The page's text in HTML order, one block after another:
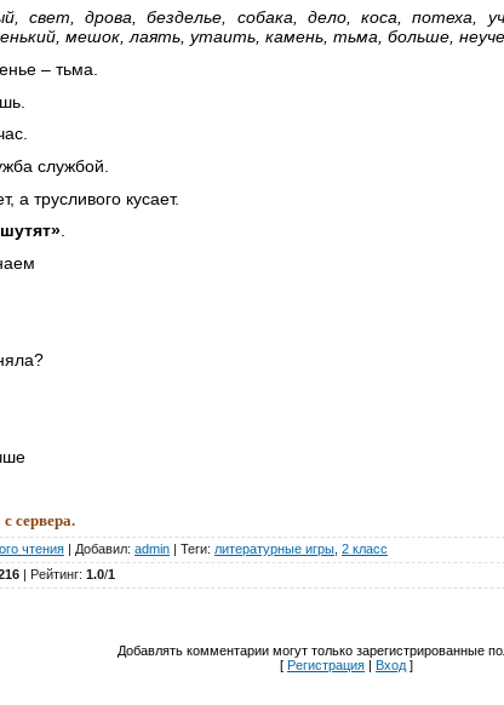
свет, дрова, безделье, собака, дело, коса, потеха,
мешок, лаять, утаить, камень, тьма, больше,
– тьма.
службой.
а трусливого кусает.
.
сервера.
чтения | Добавил: admin | Теги: литературные игры 2 класс
| Рейтинг: 1.0/1
Добавлять комментарии могут только зарегистрированные
[ Регистрация | Вход ]